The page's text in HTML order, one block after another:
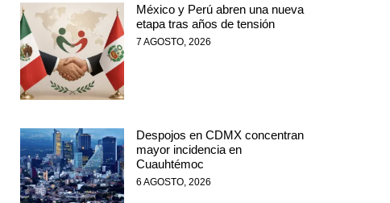
México y Perú abren una nueva
etapa tras años de tensión
7 AGOSTO, 2026
Despojos en CDMX concentran
mayor incidencia en
Cuauhtémoc
6 AGOSTO, 2026